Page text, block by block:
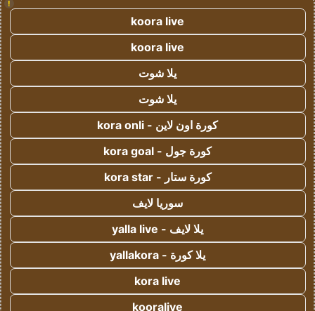
!
koora live
koora live
يلا شوت
يلا شوت
كورة اون لاين - kora onli
كورة جول - kora goal
كورة ستار - kora star
سوريا لايف
يلا لايف - yalla live
يلا كورة - yallakora
kora live
kooralive